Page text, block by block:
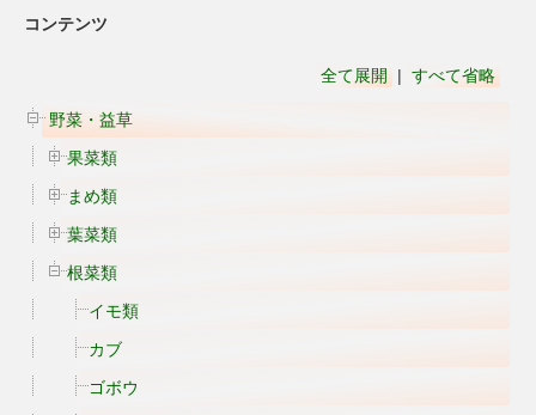
コンテンツ
全て展開 | すべて省略
野菜・益草
果菜類
まめ類
葉菜類
根菜類
イモ類
カブ
ゴボウ